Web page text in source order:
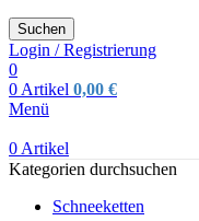
Suchen
Login / Registrierung
0
0 Artikel 0,00 €
Menü
0 Artikel
Kategorien durchsuchen
Schneeketten